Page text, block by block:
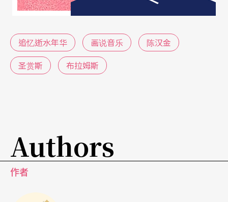
国会大厦是仿希腊古典式的、新市政厅是仿哥德式
的人只要绕著环城大道走一周，就上了一场活生生
的西方建筑史。当时的画家有著接不完的工作，除
特（H. Makart）为首的画家们，应用著学自美术学
院的娴熟技巧，绘成了许多复古风格的画作。马卡
特最杰出的一位学生克林姆（G. Klimt，1862-191
追忆逝水年华 画说音乐
陈汉金
圣赏斯
布拉姆斯
Authors
作者